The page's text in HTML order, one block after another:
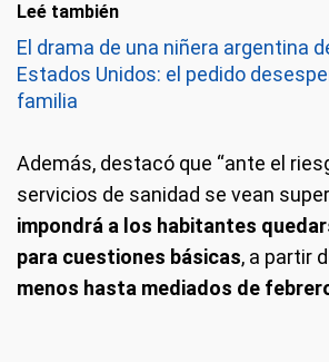
Leé también
El drama de una niñera argentina
Estados Unidos: el pedido
familia
Además, destacó que “ante el
servicios de sanidad se vean
impondrá a los habitantes
para cuestiones básicas, a partir
menos hasta mediados de